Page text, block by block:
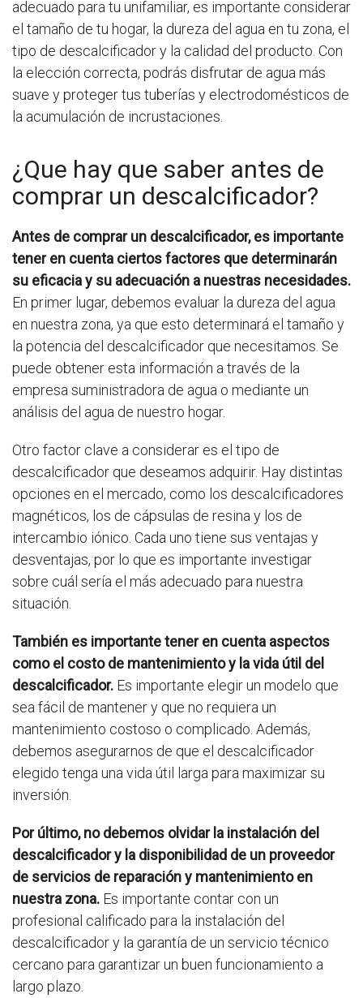
adecuado para tu unifamiliar, es importante considerar
el tamaño de tu hogar, la dureza del agua en tu zona, el
tipo de descalcificador y la calidad del producto. Con
la elección correcta, podrás disfrutar de agua más
suave y proteger tus tuberías y electrodomésticos de
la acumulación de incrustaciones.
¿Que hay que saber antes de
comprar un descalcificador?
Antes de comprar un descalcificador, es importante
tener en cuenta ciertos factores que determinarán
su eficacia y su adecuación a nuestras necesidades.
En primer lugar, debemos evaluar la dureza del agua
en nuestra zona, ya que esto determinará el tamaño y
la potencia del descalcificador que necesitamos. Se
puede obtener esta información a través de la
empresa suministradora de agua o mediante un
análisis del agua de nuestro hogar.
Otro factor clave a considerar es el tipo de
descalcificador que deseamos adquirir. Hay distintas
opciones en el mercado, como los descalcificadores
magnéticos, los de cápsulas de resina y los de
intercambio iónico. Cada uno tiene sus ventajas y
desventajas, por lo que es importante investigar
sobre cuál sería el más adecuado para nuestra
situación.
También es importante tener en cuenta aspectos
como el costo de mantenimiento y la vida útil del
descalcificador. Es importante elegir un modelo que
sea fácil de mantener y que no requiera un
mantenimiento costoso o complicado. Además,
debemos asegurarnos de que el descalcificador
elegido tenga una vida útil larga para maximizar su
inversión.
Por último, no debemos olvidar la instalación del
descalcificador y la disponibilidad de un proveedor
de servicios de reparación y mantenimiento en
nuestra zona. Es importante contar con un
profesional calificado para la instalación del
descalcificador y la garantía de un servicio técnico
cercano para garantizar un buen funcionamiento a
largo plazo.